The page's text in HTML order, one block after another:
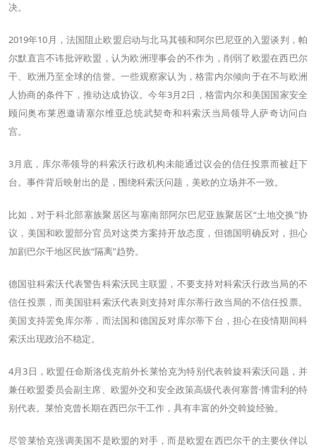
决。
2019年10月，法国阻止欧盟启动与北马其顿和阿尔巴尼亚的入盟谈判，帕
尔默直言不讳批评欧盟，认为欧洲理事会的不作为，削弱了欧盟在西巴尔
干、欧洲乃至全球的信誉。一些观察家认为，格雷内尔倾向于在不与欧洲
人协商的条件下，推动达成协议。今年3月2日，格雷内尔和美国国家安全
顾问奥布莱恩邀请塞尔维亚总统武契奇和科索沃当局领导人萨奇访问白
宫。
3月底，库尔蒂领导的科索沃行政机构未能通过议会的信任投票而被赶下
台。事件背后映射出的是，围绕科索沃问题，美欧的立场并不一致。
比如，对于科北部塞族聚居区与塞南部阿尔巴尼亚族聚居区“土地交换”协
议，美国和欧盟部分官员对这类方案持开放态度，但德国明确反对，担心
加剧巴尔干地区民族“隔离”趋势。
德国驻科索沃代表警告科索沃民主联盟，不要支持对科索沃行政当局的不
信任投票，而美国驻科索沃代表则支持对库尔蒂行政当局的不信任投票。
美国支持罢免库尔蒂，而法国和德国反对库尔蒂下台，担心在疫情期间科
索沃出现政治不稳定。
4月3日，欧盟任命斯洛伐克前外长莱恰克为特别代表斡旋科索沃问题，并
兼任欧盟委员会副主席、欧盟外交和安全政策高级代表何塞普·博雷利的特
别代表。莱恰克曾长期在西巴尔干工作，具有丰富的外交斡旋经验。
尽管莱恰克强调美国不是欧盟的对手，而是欧盟在西巴尔干的主要伙伴以